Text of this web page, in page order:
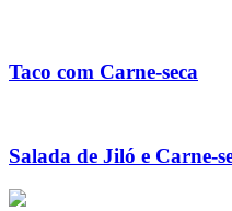
Taco com Carne-seca
Salada de Jiló e Carne-